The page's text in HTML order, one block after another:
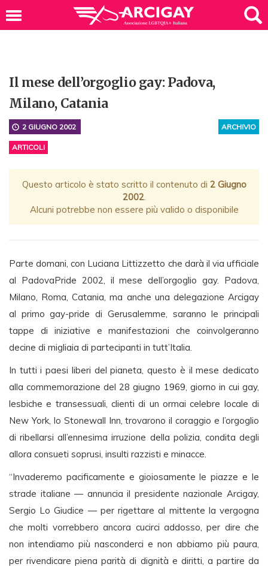
Il mese dell’orgoglio gay: Padova,
Milano, Catania
ARCHIVIO
2 GIUGNO 2002
ARTICOLI
Questo articolo è stato scritto il contenuto di 2 Giugno
2002.
Alcuni potrebbe non essere più valido o disponibile
Parte domani, con Luciana Littizzetto che darà il via ufficiale
al PadovaPride 2002, il mese dell’orgoglio gay. Padova,
Milano, Roma, Catania, ma anche una delegazione Arcigay
al primo gay-pride di Gerusalemme, saranno le principali
tappe di iniziative e manifestazioni che coinvolgeranno
decine di migliaia di partecipanti in tutt’Italia.
In tutti i paesi liberi del pianeta, questo è il mese dedicato
alla commemorazione del 28 giugno 1969, giorno in cui gay,
lesbiche e transessuali, clienti di un ormai celebre locale di
New York, lo Stonewall Inn, trovarono il coraggio e l’orgoglio
di ribellarsi all’ennesima irruzione della polizia, condita degli
allora consueti soprusi, insulti razzisti e minacce.
“Invaderemo pacificamente e gioiosamente le piazze e le
strade italiane — annuncia il presidente nazionale Arcigay,
Sergio Lo Giudice — per rigettare al mittente la vergogna
che molti vorrebbero ancora cucirci addosso, per dire che
non intendiamo più nasconderci e non abbiamo più paura,
per rivendicare piena parità di dignità e diritti, a partire da